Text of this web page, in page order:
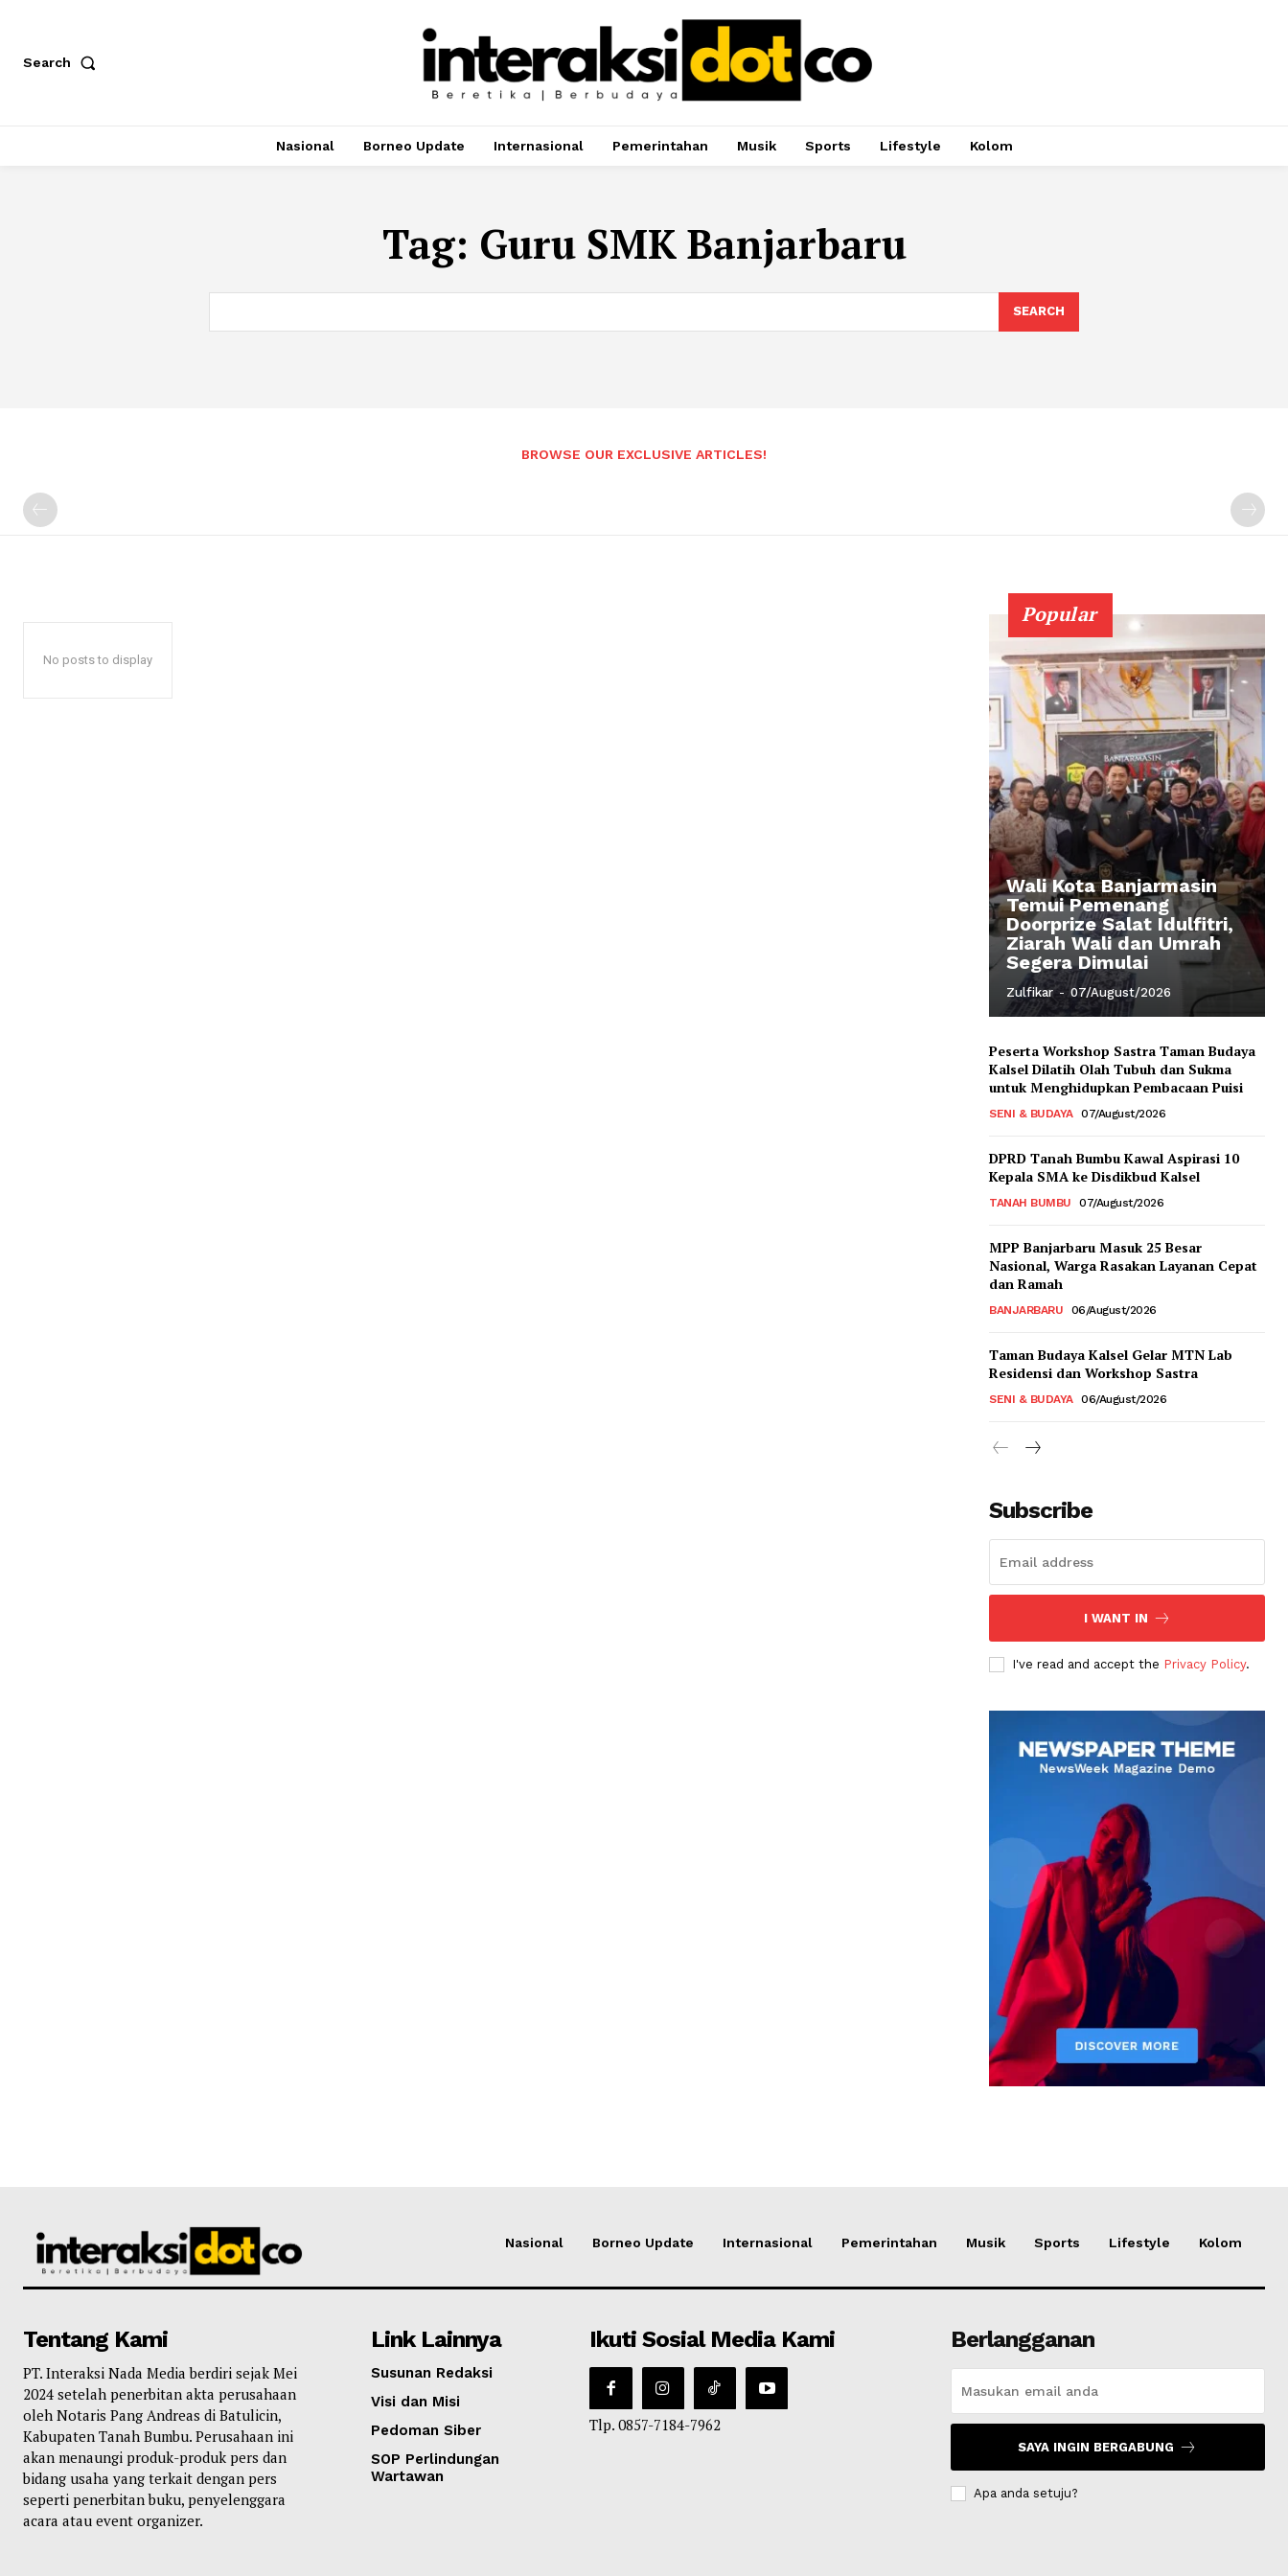
Search
Nasional Borneo Update Internasional Pemerintahan Musik Sports Lifestyle Kolom
Tag: Guru SMK Banjarbaru
SEARCH
BROWSE OUR EXCLUSIVE ARTICLES!
No posts to display
Popular
Wali Kota Banjarmasin
Temui Pemenang
Doorprize Salat Idulfitri,
Ziarah Wali dan Umrah
Segera Dimulai
Zulfikar - 07/August/2026
Peserta Workshop Sastra Taman Budaya
Kalsel Dilatih Olah Tubuh dan Sukma
untuk Menghidupkan Pembacaan Puisi
SENI & BUDAYA 07/August/2026
DPRD Tanah Bumbu Kawal Aspirasi 10
Kepala SMA ke Disdikbud Kalsel
TANAH BUMBU 07/August/2026
MPP Banjarbaru Masuk 25 Besar
Nasional, Warga Rasakan Layanan Cepat
dan Ramah
BANJARBARU 06/August/2026
Taman Budaya Kalsel Gelar MTN Lab
Residensi dan Workshop Sastra
SENI & BUDAYA 06/August/2026
Subscribe
I WANT IN
I've read and accept the Privacy Policy.
Nasional Borneo Update Internasional Pemerintahan Musik Sports Lifestyle Kolom
Tentang Kami
PT. Interaksi Nada Media berdiri sejak Mei
2024 setelah penerbitan akta perusahaan
oleh Notaris Pang Andreas di Batulicin,
Kabupaten Tanah Bumbu. Perusahaan ini
akan menaungi produk-produk pers dan
bidang usaha yang terkait dengan pers
seperti penerbitan buku, penyelenggara
acara atau event organizer.
Link Lainnya
Susunan Redaksi
Visi dan Misi
Pedoman Siber
SOP Perlindungan
Wartawan
Ikuti Sosial Media Kami
Tlp. 0857-7184-7962
Berlangganan
SAYA INGIN BERGABUNG
Apa anda setuju?